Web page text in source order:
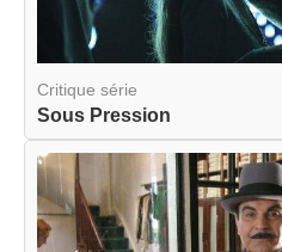
Critique série
Sous Pression